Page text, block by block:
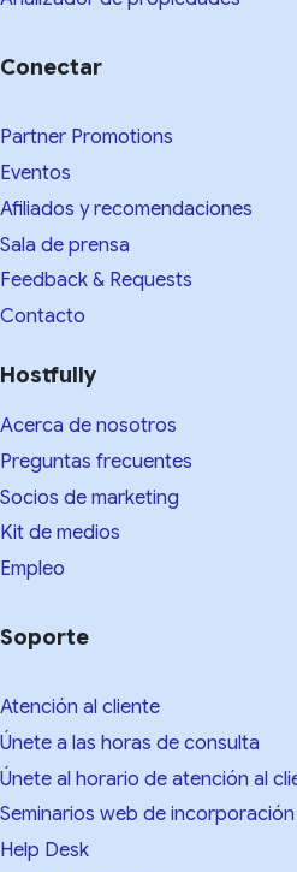
Conectar
Partner Promotions
Eventos
Afiliados y recomendaciones
Sala de prensa
Feedback & Requests
Contacto
Hostfully
Acerca de nosotros
Preguntas frecuentes
Socios de marketing
Kit de medios​
Empleo
Soporte
Atención al cliente
Únete a las horas de consulta
Únete al horario de atención al
Seminarios web de incorporación
Help Desk